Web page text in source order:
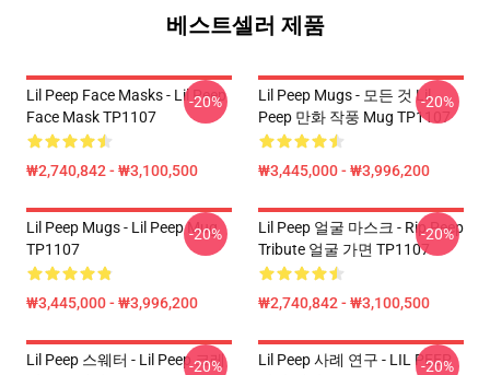
베스트셀러 제품
Lil Peep Face Masks - Lil Peep
Face Mask TP1107
₩2,740,842 - ₩3,100,500
-20%
Lil Peep Mugs - 모든 것 Lil
Peep 만화 작풍 Mug TP1107
₩3,445,000 - ₩3,996,200
-20%
Lil Peep Mugs - Lil Peep Mug
TP1107
₩3,445,000 - ₩3,996,200
-20%
Lil Peep 얼굴 마스크 - Rip Peep
Tribute 얼굴 가면 TP1107
₩2,740,842 - ₩3,100,500
-20%
Lil Peep 스웨터 - Lil Peep 크레
-20%
Lil Peep 사례 연구 - LIL PEEP
-20%